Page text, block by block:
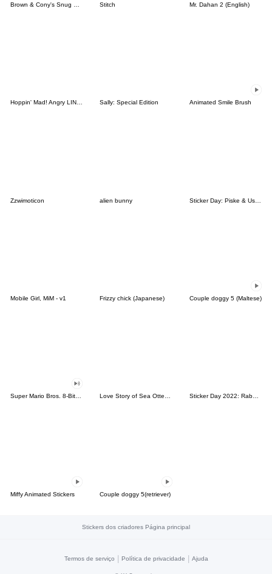
Stitch Mr. Dahan 2 (English)
Hoppin' Mad! Angry LINE Characters Sally: Special Edition Animated Smile Brush
Zzwimoticon alien bunny Sticker Day: Piske & Usagi
Mobile Girl, MiM - v1 Frizzy chick (Japanese) Couple doggy 5 (Maltese)
Super Mario Bros. 8-Bit Stickers Love Story of Sea Otter Couple 2.0 Sticker Day 2022: Rabbit and Bear 100%
Miffy Animated Stickers Couple doggy 5(retriever)
Stickers dos criadores Página principal
Termos de serviço | Política de privacidade | Ajuda